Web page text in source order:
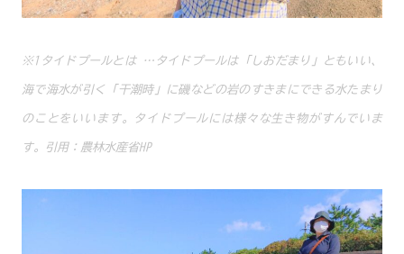
※1タイドプールとは …タイドプールは「しおだまり」ともいい、
海で海水が引く「干潮時」に磯などの岩のすきまにできる水たまり
のことをいいます。タイドプールには様々な生き物がすんでいま
す。引用：農林水産省HP